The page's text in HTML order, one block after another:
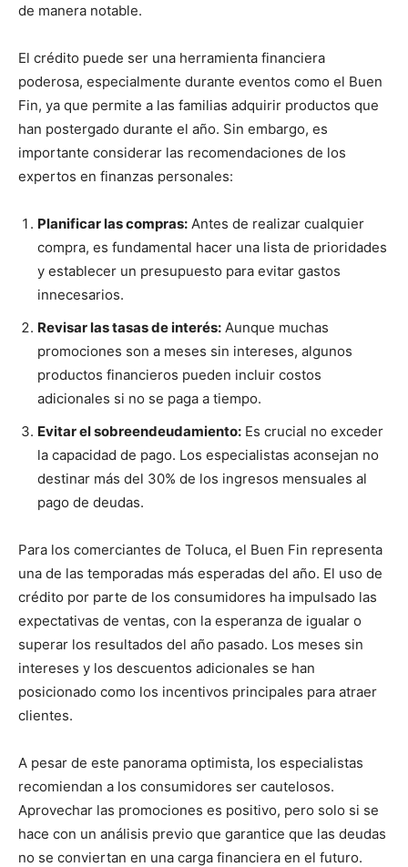
de manera notable.
El crédito puede ser una herramienta financiera
poderosa, especialmente durante eventos como el Buen
Fin, ya que permite a las familias adquirir productos que
han postergado durante el año. Sin embargo, es
importante considerar las recomendaciones de los
expertos en finanzas personales:
Planificar las compras: Antes de realizar cualquier
compra, es fundamental hacer una lista de prioridades
y establecer un presupuesto para evitar gastos
innecesarios.
Revisar las tasas de interés: Aunque muchas
promociones son a meses sin intereses, algunos
productos financieros pueden incluir costos
adicionales si no se paga a tiempo.
Evitar el sobreendeudamiento: Es crucial no exceder
la capacidad de pago. Los especialistas aconsejan no
destinar más del 30% de los ingresos mensuales al
pago de deudas.
Para los comerciantes de Toluca, el Buen Fin representa
una de las temporadas más esperadas del año. El uso de
crédito por parte de los consumidores ha impulsado las
expectativas de ventas, con la esperanza de igualar o
superar los resultados del año pasado. Los meses sin
intereses y los descuentos adicionales se han
posicionado como los incentivos principales para atraer
clientes.
A pesar de este panorama optimista, los especialistas
recomiendan a los consumidores ser cautelosos.
Aprovechar las promociones es positivo, pero solo si se
hace con un análisis previo que garantice que las deudas
no se conviertan en una carga financiera en el futuro.